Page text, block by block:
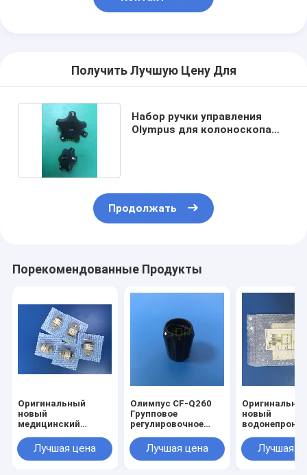
Получить Лучшую Цену Для
Набор ручки управления
Olympus для колоноскопа
Продолжать
Порекомендованные Продукты
Оригинальный
новый
медицинский
датчик C1 C2 O2
для продажи
Лучшая цена
Олимпус CF-Q260
Групповое
регулировочное
Лучшая цена
новый
MAJ-1500
Лучшая